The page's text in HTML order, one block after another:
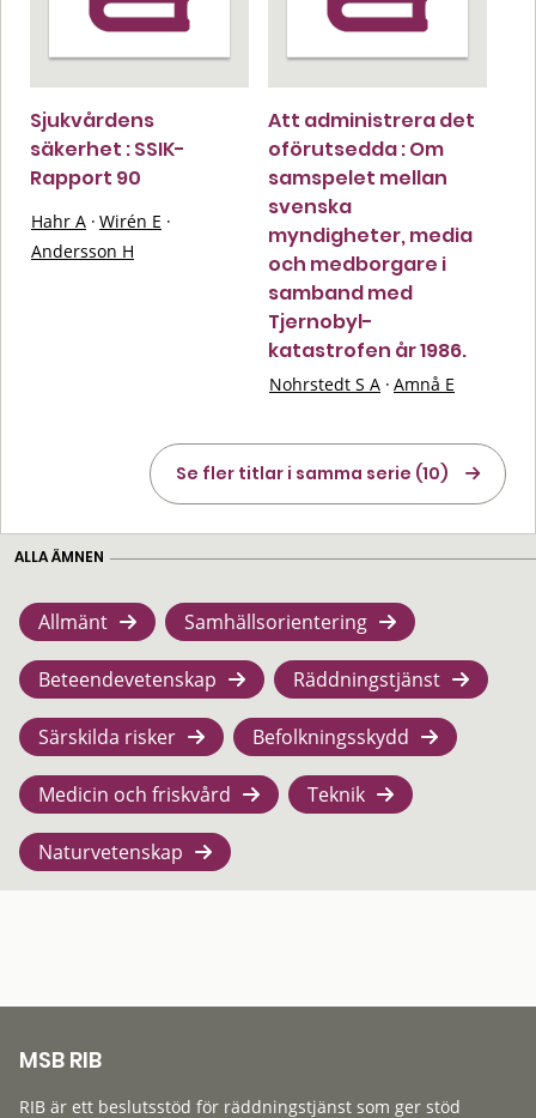
Sjukvårdens
säkerhet : SSIK-
Rapport 90
Hahr A · Wirén E ·
Andersson H
Att administrera det
oförutsedda : Om
samspelet mellan
svenska
myndigheter, media
och medborgare i
samband med
Tjernobyl-
katastrofen år 1986.
Nohrstedt S A · Amnå E
Se fler titlar i samma serie (10)
ALLA ÄMNEN
Allmänt Samhällsorientering
Beteendevetenskap Räddningstjänst
Särskilda risker Befolkningsskydd
Medicin och friskvård Teknik
Naturvetenskap
MSB RIB
RIB är ett beslutsstöd för räddningstjänst som ger stöd